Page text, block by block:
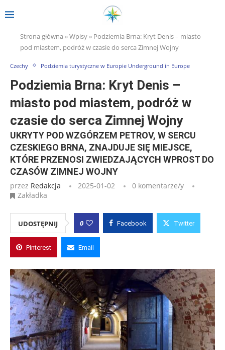
Strona główna »Wpisy» Podziemia Brna: Kryt Denis – miasto
pod miastem, podróż w czasie do serca Zimnej Wojny
Czechy Podziemia turystyczne w Europie Underground in Europe
Podziemia Brna: Kryt Denis –
miasto pod miastem, podróż w
czasie do serca Zimnej Wojny
UKRYTY POD WZGÓRZEM PETROV, W SERCU
CZESKIEGO BRNA, ZNAJDUJE SIĘ MIEJSCE,
KTÓRE PRZENOSI ZWIEDZAJĄCYCH WPROST DO
CZASÓW ZIMNEJ WOJNY
przez Redakcja 2025-01-02
0 komentarze/y
Zakładka
UDOSTĘPNIJ 0 Facebook Twitter
Pinterest Email